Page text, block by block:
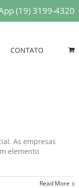
(19) 3199-4320
CONTATO
As empresas
elemento
Read More